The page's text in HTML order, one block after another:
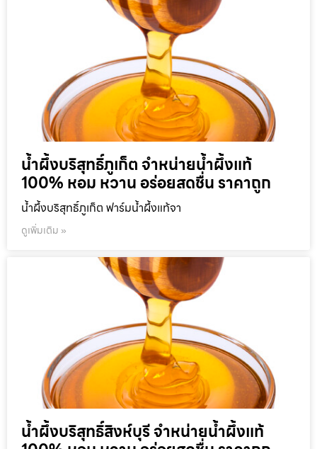
น้ำผึ้งบริสุทธิ์ภูเก็ต จำหน่ายน้ำผึ้งแท้
100% หอม หวาน อร่อยสดชื่น ราคาถูก
น้ำผึ้งบริสุทธิ์ภูเก็ต ฟาร์มน้ำผึ้งแท้จา
ดูเพิ่มเติม »
น้ำผึ้งบริสุทธิ์สิงห์บุรี จำหน่ายน้ำผึ้งแท้